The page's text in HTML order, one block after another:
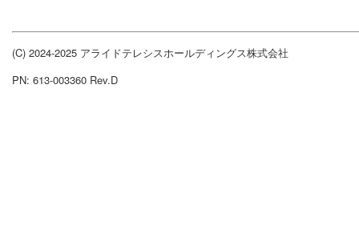
(C) 2024-2025 アライドテレシスホールディングス株式会社
PN: 613-003360 Rev.D